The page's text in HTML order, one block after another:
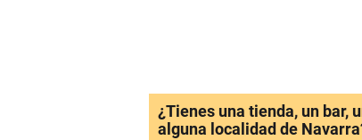
¿Tienes una tienda, un bar,
alguna localidad de